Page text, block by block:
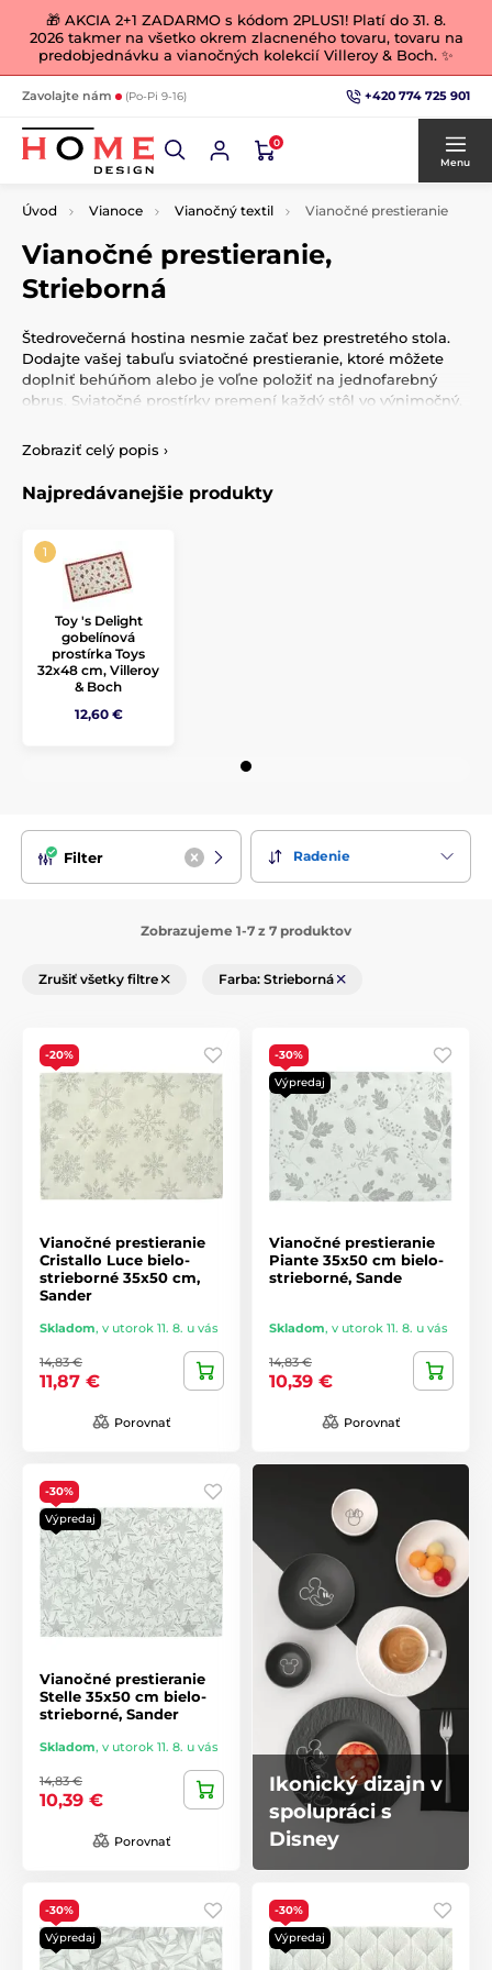
🎁 AKCIA 2+1 ZADARMO s kódom 2PLUS1! Platí do 31. 8.
2026 takmer na všetko okrem zlacneného tovaru, tovaru na
predobjednávku a vianočných kolekcií Villeroy & Boch. ✨
Zavolajte nám (Po-Pi 9-16) +420 774 725 901
0
Menu
Úvod Vianoce Vianočný textil Vianočné prestieranie
Vianočné prestieranie,
Strieborná
Štedrovečerná hostina nesmie začať bez prestretého stola.
Dodajte vašej tabuľu sviatočné prestieranie, ktoré môžete
doplniť behúňom alebo je voľne položiť na jednofarebný
obrus. Sviatočné prostírky premení každý stôl vo výnimočný.
Zobraziť celý popis ›
Najpredávanejšie produkty
Toy 's Delight
gobelínová
prostírka Toys
32x48 cm, Villeroy
& Boch
12,60 €
Filter Radenie
Zobrazujeme 1-7 z 7 produktov
Zrušiť všetky filtre Farba: Strieborná
-20%
Vianočné prestieranie
Cristallo Luce bielo-
strieborné 35x50 cm,
Sander
Skladom, v utorok 11. 8. u vás
14,83 €
11,87 €
Porovnať
-30%
Výpredaj
Vianočné prestieranie
Piante 35x50 cm bielo-
strieborné, Sande
Skladom, v utorok 11. 8. u vás
14,83 €
10,39 €
Porovnať
-30%
Výpredaj
Vianočné prestieranie
Stelle 35x50 cm bielo-
strieborné, Sander
Skladom, v utorok 11. 8. u vás
14,83 €
10,39 €
Porovnať
Ikonický dizajn v
spolupráci s
Disney
-30%
Výpredaj
-30%
Výpredaj